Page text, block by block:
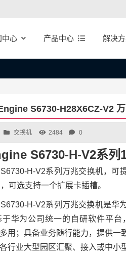
中心 产品中心 解决
S6730-H28X6CZ-V2
交换机 2484 0
S6730-H-V2系列
H-V2系列万兆交换机，可
可选支持一个扩展卡插槽。
H-V2系列万兆交换机是华
于华为公司统一的自研软件平台
用；具备业务随行能力，提供一
行业大型园区汇聚、接入或中小